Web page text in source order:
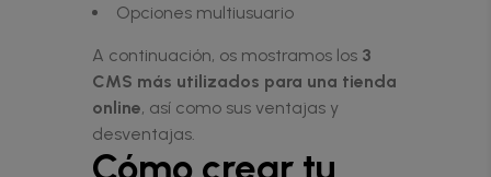
Opciones multiusuario
A continuación, os mostramos los 3
CMS más utilizados para una tienda
online, así como sus ventajas y
desventajas.